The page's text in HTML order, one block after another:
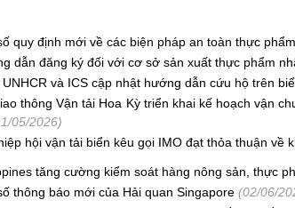
quy định mới về các biện pháp an toàn thực
dẫn đăng ký đối với cơ sở sản xuất thực phẩm
UNHCR và ICS cập nhật hướng dẫn cứu hộ trên
thông Vận tải Hoa Kỳ triển khai kế hoạch vận
05/2026)
hội vận tải biển kêu gọi IMO đạt thỏa thuận về
tăng cường kiểm soát hàng nông sản, thực
thông báo mới của Hải quan Singapore (02/06/